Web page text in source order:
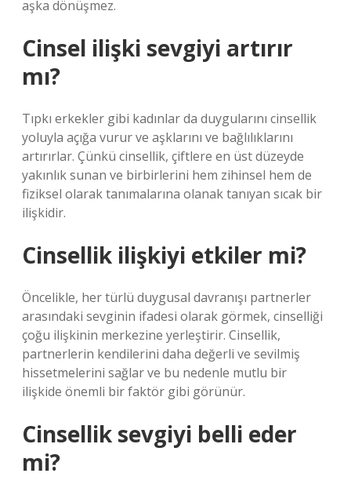
aşka dönüşmez.
Cinsel ilişki sevgiyi artırır
mı?
Tıpkı erkekler gibi kadınlar da duygularını cinsellik
yoluyla açığa vurur ve aşklarını ve bağlılıklarını
artırırlar. Çünkü cinsellik, çiftlere en üst düzeyde
yakınlık sunan ve birbirlerini hem zihinsel hem de
fiziksel olarak tanımalarına olanak tanıyan sıcak bir
ilişkidir.
Cinsellik ilişkiyi etkiler mi?
Öncelikle, her türlü duygusal davranışı partnerler
arasındaki sevginin ifadesi olarak görmek, cinselliği
çoğu ilişkinin merkezine yerleştirir. Cinsellik,
partnerlerin kendilerini daha değerli ve sevilmiş
hissetmelerini sağlar ve bu nedenle mutlu bir
ilişkide önemli bir faktör gibi görünür.
Cinsellik sevgiyi belli eder
mi?